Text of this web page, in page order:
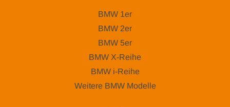
BMW 1er
BMW 2er
BMW 5er
BMW X-Reihe
BMW i-Reihe
Weitere BMW Modelle